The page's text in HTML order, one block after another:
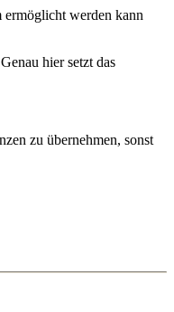
werden kann
hier setzt das
zu übernehmen, sonst